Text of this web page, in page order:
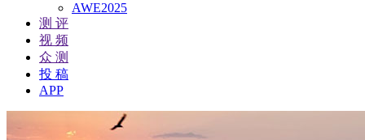
AWE2025
测 评
视 频
众 测
投 稿
APP